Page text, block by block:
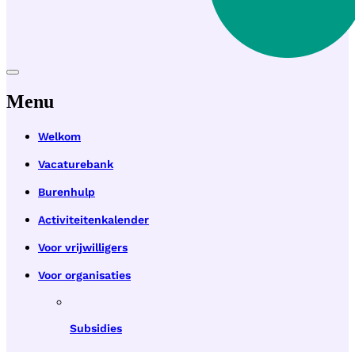
Menu
Welkom
Vacaturebank
Burenhulp
Activiteitenkalender
Voor vrijwilligers
Voor organisaties
Subsidies